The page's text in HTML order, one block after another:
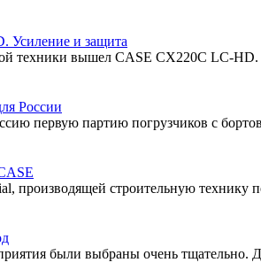
Усиление и защита
техники вышел CASE СХ220С LC-HD.
России
первую партию погрузчиков с
строительную технику
были выбраны очень тщательно.